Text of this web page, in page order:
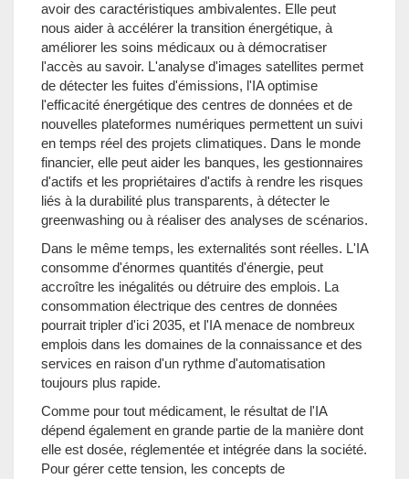
avoir des caractéristiques ambivalentes. Elle peut
nous aider à accélérer la transition énergétique, à
améliorer les soins médicaux ou à démocratiser
l'accès au savoir. L'analyse d'images satellites permet
de détecter les fuites d'émissions, l'IA optimise
l'efficacité énergétique des centres de données et de
nouvelles plateformes numériques permettent un suivi
en temps réel des projets climatiques. Dans le monde
financier, elle peut aider les banques, les gestionnaires
d'actifs et les propriétaires d'actifs à rendre les risques
liés à la durabilité plus transparents, à détecter le
greenwashing ou à réaliser des analyses de scénarios.
Dans le même temps, les externalités sont réelles. L'IA
consomme d'énormes quantités d'énergie, peut
accroître les inégalités ou détruire des emplois. La
consommation électrique des centres de données
pourrait tripler d'ici 2035, et l'IA menace de nombreux
emplois dans les domaines de la connaissance et des
services en raison d'un rythme d'automatisation
toujours plus rapide.
Comme pour tout médicament, le résultat de l'IA
dépend également en grande partie de la manière dont
elle est dosée, réglementée et intégrée dans la société.
Pour gérer cette tension, les concepts de